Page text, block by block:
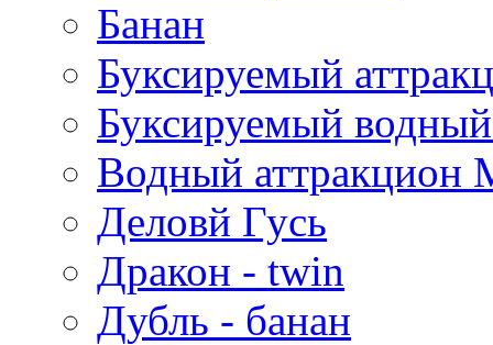
Банан
Буксируемый
Буксируемый
Водный аттракцион
Деловй Гусь
Дракон - twin
Дубль - банан